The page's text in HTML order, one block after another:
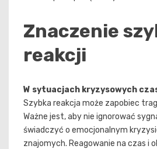
Znaczenie
reakcji
W sytuacjach kryzysowych
Szybka reakcja może zapobiec
Ważne jest, aby nie ignorować
świadczyć o emocjonalnym
znajomych. Reagowanie na czas i